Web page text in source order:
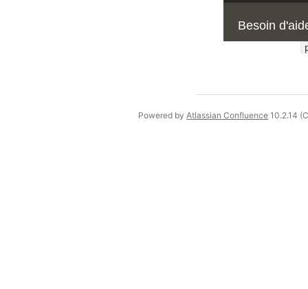
Besoin
Powered by Atlassian Confluence 10.2.14